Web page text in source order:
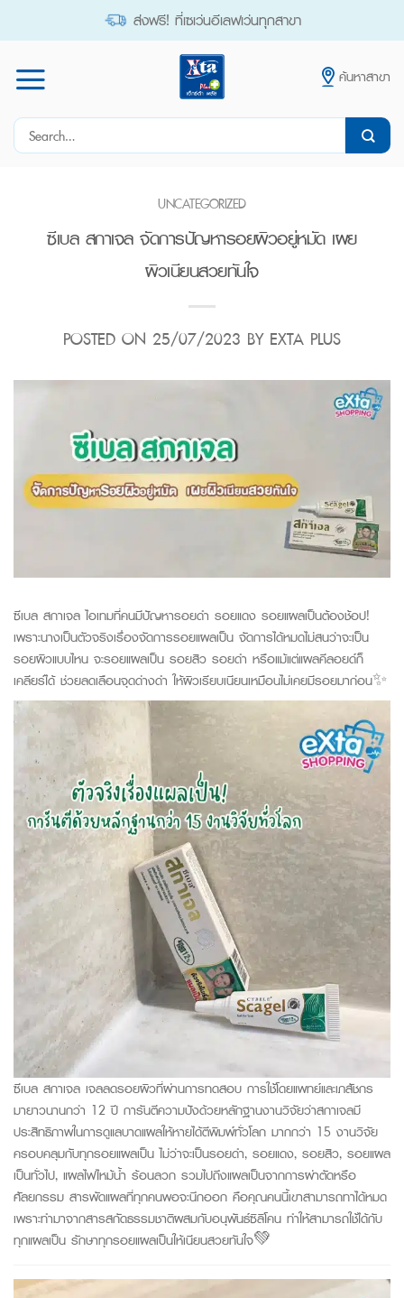
ส่งฟรี! ที่เซเว่นอีเลฟเว่นทุกสาขา
ค้นหาสาขา
Search
UNCATEGORIZED
ซีเบล สกาเจล จัดการปัญหารอยผิวอยู่หมัด เผย
ผิวเนียนสวยทันใจ
POSTED ON 25/07/2023 BY EXTA PLUS
ซีเบล สกาเจล ไอเทมที่คนมีปัญหารอยดำ รอยแดง รอยแผลเป็นต้องช้อป!
เพราะนางเป็นตัวจริงเรื่องจัดการรอยแผลเป็น จัดการได้หมดไม่สนว่าจะเป็น
รอยผิวแบบไหน จะรอยแผลเป็น รอยสิว รอยดำ หรือแม้แต่แผลคีลอยด์ก็
เคลียร์ได้ ช่วยลดเลือนจุดด่างดำ ให้ผิวเรียบเนียนเหมือนไม่เคยมีรอยมาก่อน✨
ซีเบล สกาเจล เจลลดรอยผิวที่ผ่านการทดสอบ การใช้โดยแพทย์และเภสัชกร
มายาวนานกว่า 12 ปี การันตีความปังด้วยหลักฐานงานวิจัยว่าสกาเจลมี
ประสิทธิภาพในการดูแลบาดแผลให้หายได้ตีพิมพ์ทั่วโลก มากกว่า 15 งานวิจัย
ครอบคลุมกับทุกรอยแผลเป็น ไม่ว่าจะเป็นรอยดำ, รอยแดง, รอยสิว, รอยแผล
เป็นทั่วไป, แผลไฟไหม้น้ำ ร้อนลวก รวมไปถึงแผลเป็นจากการผ่าตัดหรือ
ศัลยกรรม สารพัดแผลที่ทุกคนพอจะนึกออก คือคุณคนนี้เขาสามารถทาได้หมด
เพราะทำมาจากสารสกัดธรรมชาติผสมกับอนุพันธ์ซิลิโคน ทำให้สามารถใช้ได้กับ
ทุกแผลเป็น รักษาทุกรอยแผลเป็นให้เนียนสวยทันใจ💚